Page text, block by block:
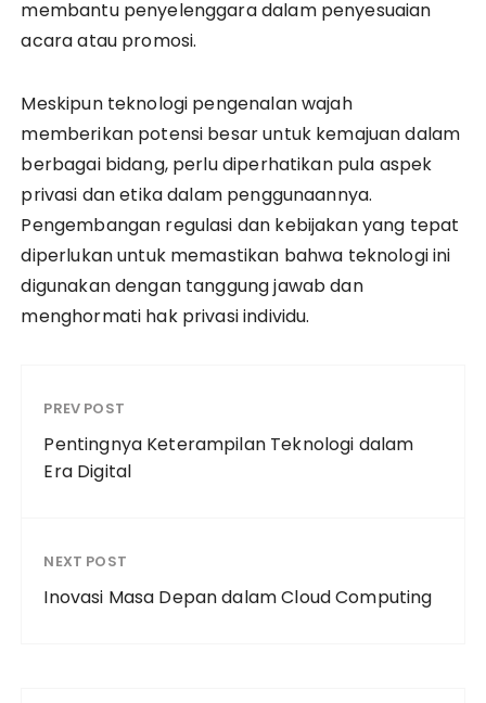
membantu penyelenggara dalam penyesuaian
acara atau promosi.
Meskipun teknologi pengenalan wajah
memberikan potensi besar untuk kemajuan dalam
berbagai bidang, perlu diperhatikan pula aspek
privasi dan etika dalam penggunaannya.
Pengembangan regulasi dan kebijakan yang tepat
diperlukan untuk memastikan bahwa teknologi ini
digunakan dengan tanggung jawab dan
menghormati hak privasi individu.
PREV POST
Pentingnya Keterampilan Teknologi dalam
Era Digital
NEXT POST
Inovasi Masa Depan dalam Cloud Computing